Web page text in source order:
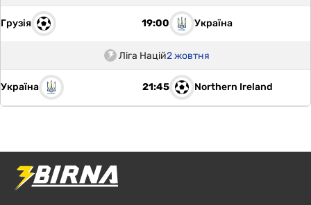
Грузія 19:00 Україна
Ліга Націй2 жовтня
Україна 21:45 Northern Ireland